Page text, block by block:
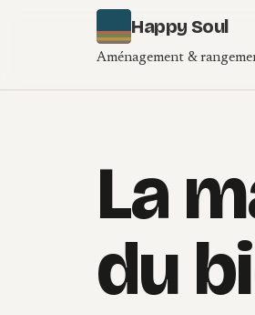
Aller au contenu
Happy Soul
Aménagement &
La
du